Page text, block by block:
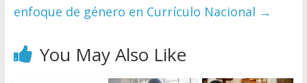
enfoque de género en Currículo Nacional →
You May Also Like